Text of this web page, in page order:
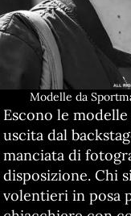
Modelle da
Escono le
uscita dal
manciata di
disposizione. Chi
volentieri in posa